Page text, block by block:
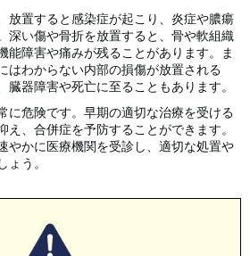
放置すると感染症が起こり、炎症や膿瘍
深い傷や骨折を放置すると、骨や軟組織
能障害や痛みが残ることがあります。ま
はわからない内部の損傷が放置される
臓器障害や死亡に至ることもあります。
に危険です。早期の適切な治療を受ける
え、合併症を予防することができます。
やかに医療機関を受診し、適切な処置や
う。